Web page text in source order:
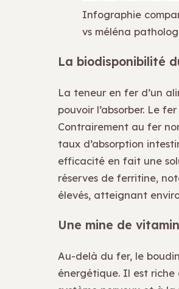
Infographie
vs méléna
La biodisponibilité
La teneur en fer d’un
pouvoir l’absorber. Le
Contrairement au fer
taux d’absorption
efficacité en fait une
réserves de ferritine,
élevés, atteignant
Une mine de
Au-delà du fer, le
énergétique. Il est riche